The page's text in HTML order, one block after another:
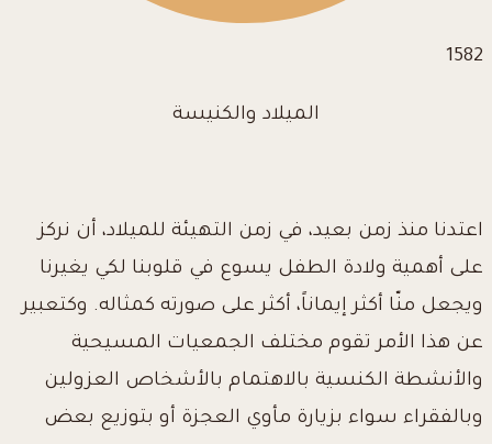
1582
الميلاد والكنيسة
اعتدنا منذ زمن بعيد، في زمن التهيئة للميلاد، أن نركز
على أهمية ولادة الطفل يسوع في قلوبنا لكي يغيرنا
ويجعل منّا أكثر إيماناً، أكثر على صورته كمثاله. وكتعبير
عن هذا الأمر تقوم مختلف الجمعيات المسيحية
والأنشطة الكنسية بالاهتمام بالأشخاص العزولين
وبالفقراء سواء بزيارة مأوي العجزة أو بتوزيع بعض